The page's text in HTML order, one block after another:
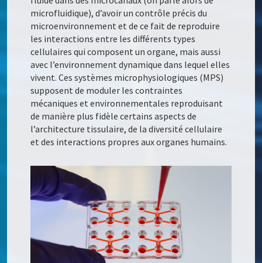
microfluidique), d’avoir un contrôle précis du
microenvironnement et de ce fait de reproduire
les interactions entre les différents types
cellulaires qui composent un organe, mais aussi
avec l’environnement dynamique dans lequel elles
vivent. Ces systèmes microphysiologiques (MPS)
supposent de moduler les contraintes
mécaniques et environnementales reproduisant
de manière plus fidèle certains aspects de
l’architecture tissulaire, de la diversité cellulaire
et des interactions propres aux organes humains.